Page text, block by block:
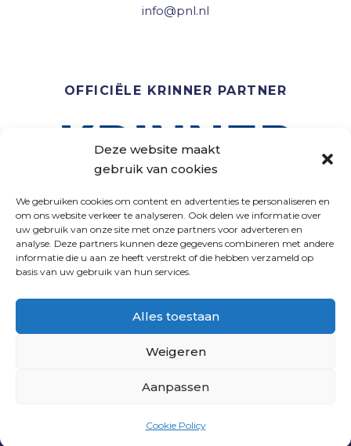
Deze website maakt
gebruik van cookies
We gebruiken cookies om content en advertenties te personaliseren en
om ons website verkeer te analyseren. Ook delen we informatie over
uw gebruik van onze site met onze partners voor adverteren en
analyse. Deze partners kunnen deze gegevens combineren met andere
informatie die u aan ze heeft verstrekt of die hebben verzameld op
basis van uw gebruik van hun services.
Alles toestaan
Weigeren
Aanpassen
Cookie Policy
info@pnl.nl
OFFICIËLE KRINNER PARTNER
VOLG ONS
| WEBSITE DOOR